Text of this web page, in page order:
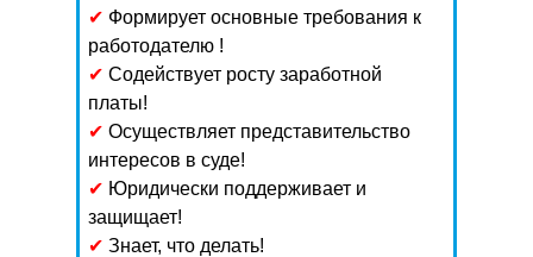
✔ Формирует основные требования к
работодателю !
✔ Содействует росту заработной
платы!
✔ Осуществляет представительство
интересов в суде!
✔ Юридически поддерживает и
защищает!
✔ Знает, что делать!